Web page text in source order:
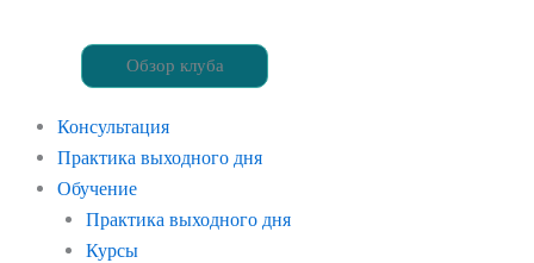
Обзор клуба
Консультация
Практика выходного дня
Обучение
Практика выходного дня
Курсы